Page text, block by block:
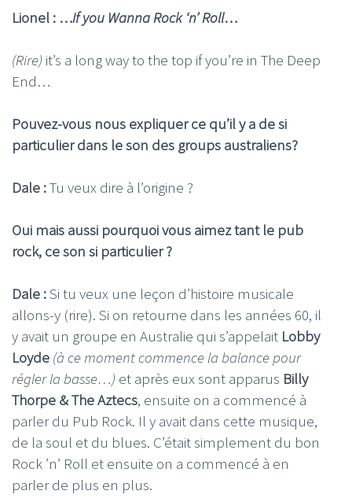
Lionel : …If you Wanna Rock ‘n’ Roll…
(Rire) it’s a long way to the top if you’re in The Deep
End…
Pouvez-vous nous expliquer ce qu’il y a de si
particulier dans le son des groups australiens?
Dale :Tu veux dire à l’origine ?
Oui mais aussi pourquoi vous aimez tant le pub
rock, ce son si particulier ?
Dale :Si tu veux une leçon d’histoire musicale
allons-y (rire). Si on retourne dans les années 60, il
y avait un groupe en Australie qui s’appelait Lobby
Loyde (à ce moment commence la balance pour
régler la basse…) et après eux sont apparus Billy
Thorpe & The Aztecs, ensuite on a commencé à
parler du Pub Rock. Il y avait dans cette musique,
de la soul et du blues. C’était simplement du bon
Rock ’n’ Roll et ensuite on a commencé à en
parler de plus en plus.